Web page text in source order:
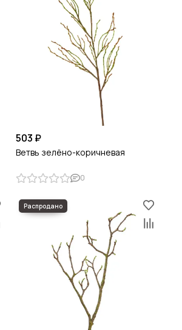
503 ₽
Ветвь зелёно-коричневая
0